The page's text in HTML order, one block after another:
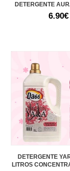
DETERGENTE
6.90€
DETERGENTE
LITROS